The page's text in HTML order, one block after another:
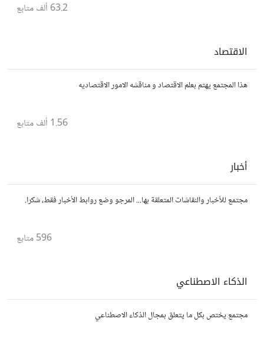
63.2 ألف متابع
الاقتصاد
هذا المجتمع يهتم بعلم الاقتصاد و مناقشه الامور الاقتصاديه
1.56 ألف متابع
أخبار
مجتمع للأخبار والنقاشات المتعلقة بها... المرجو وضع روابط الأخبار فقط، شكرا.
596متابع
الذكاء الاصطناعي
مجتمع يختص بكل ما يتعلق بمجال الذكاء الاصطناعي